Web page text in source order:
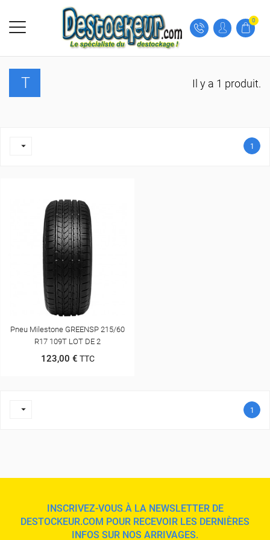
0
T Il y a 1 produit.
 1
Pneu Milestone GREENSP 215/60
R17 109T LOT DE 2
123,00 € TTC
 1
INSCRIVEZ-VOUS À LA NEWSLETTER DE
DESTOCKEUR.COM POUR RECEVOIR LES DERNIÈRES
INFOS SUR NOS ARRIVAGES.